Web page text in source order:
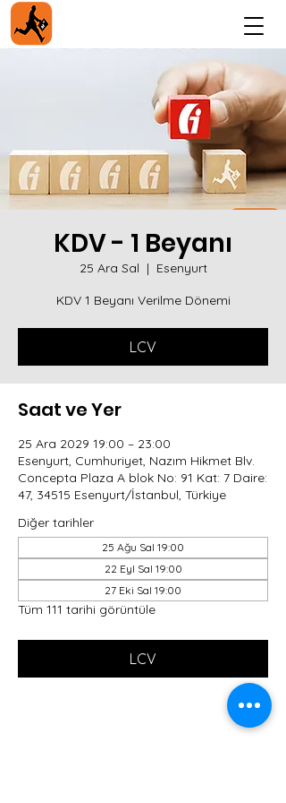
KDV - 1 Beyanı
25 Ara Sal
  |
Esenyurt
KDV 1 Beyanı Verilme Dönemi
LCV
Saat ve Yer
25 Ara 2029 19:00 – 23:00
Esenyurt, Cumhuriyet, Nazım Hikmet Blv.
Concepta Plaza A blok No: 91 Kat: 7 Daire:
47, 34515 Esenyurt/İstanbul, Türkiye
Diğer tarihler
25 Ağu Sal 19:00
22 Eyl Sal 19:00
27 Eki Sal 19:00
Tüm 111 tarihi görüntüle
LCV